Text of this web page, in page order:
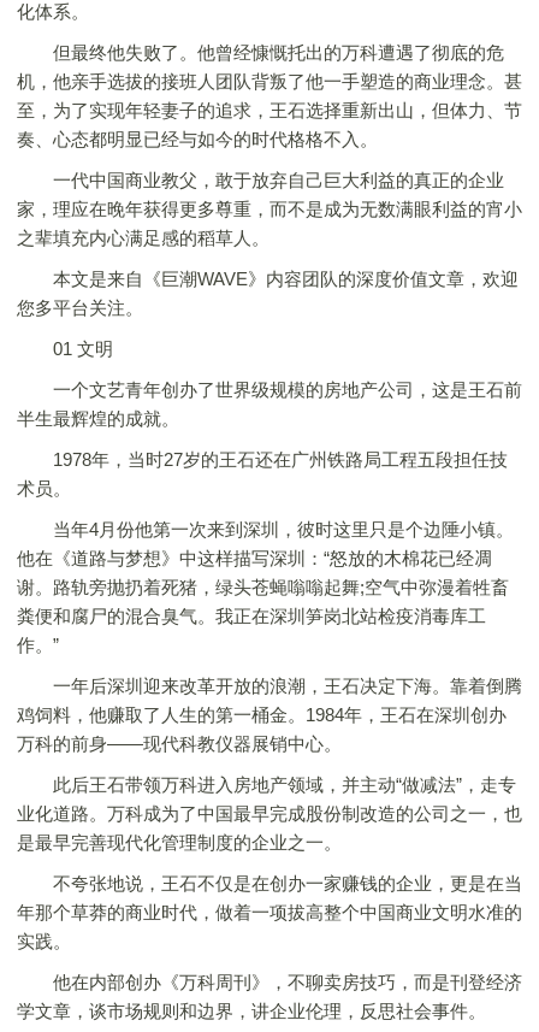
化体系。
但最终他失败了。他曾经慷慨托出的万科遭遇了彻底的危
机，他亲手选拔的接班人团队背叛了他一手塑造的商业理念。甚
至，为了实现年轻妻子的追求，王石选择重新出山，但体力、节
奏、心态都明显已经与如今的时代格格不入。
一代中国商业教父，敢于放弃自己巨大利益的真正的企业
家，理应在晚年获得更多尊重，而不是成为无数满眼利益的宵小
之辈填充内心满足感的稻草人。
本文是来自《巨潮WAVE》内容团队的深度价值文章，欢迎
您多平台关注。
01 文明
一个文艺青年创办了世界级规模的房地产公司，这是王石前
半生最辉煌的成就。
1978年，当时27岁的王石还在广州铁路局工程五段担任技
术员。
当年4月份他第一次来到深圳，彼时这里只是个边陲小镇。
他在《道路与梦想》中这样描写深圳：“怒放的木棉花已经凋
谢。路轨旁抛扔着死猪，绿头苍蝇嗡嗡起舞;空气中弥漫着牲畜
粪便和腐尸的混合臭气。我正在深圳笋岗北站检疫消毒库工
作。”
一年后深圳迎来改革开放的浪潮，王石决定下海。靠着倒腾
鸡饲料，他赚取了人生的第一桶金。1984年，王石在深圳创办
万科的前身——现代科教仪器展销中心。
此后王石带领万科进入房地产领域，并主动“做减法”，走专
业化道路。万科成为了中国最早完成股份制改造的公司之一，也
是最早完善现代化管理制度的企业之一。
不夸张地说，王石不仅是在创办一家赚钱的企业，更是在当
年那个草莽的商业时代，做着一项拔高整个中国商业文明水准的
实践。
他在内部创办《万科周刊》，不聊卖房技巧，而是刊登经济
学文章，谈市场规则和边界，讲企业伦理，反思社会事件。